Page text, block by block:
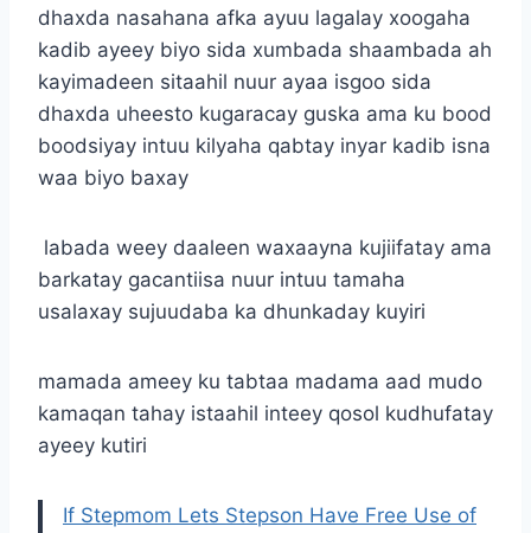
dhaxda nasahana afka ayuu lagalay xoogaha
kadib ayeey biyo sida xumbada shaambada ah
kayimadeen sitaahil nuur ayaa isgoo sida
dhaxda uheesto kugaracay guska ama ku bood
boodsiyay intuu kilyaha qabtay inyar kadib isna
waa biyo baxay
labada weey daaleen waxaayna kujiifatay ama
barkatay gacantiisa nuur intuu tamaha
usalaxay sujuudaba ka dhunkaday kuyiri
mamada ameey ku tabtaa madama aad mudo
kamaqan tahay istaahil inteey qosol kudhufatay
ayeey kutiri
If Stepmom Lets Stepson Have Free Use of